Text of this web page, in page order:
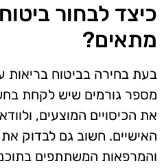
כיצד לבחור
מתאים?
בעת בחירה בביטוח
מספר גורמים שיש לקחת
את הכיסויים המוצעים,
האישיים. חשוב גם לבדוק
והמרפאות המשתתפים